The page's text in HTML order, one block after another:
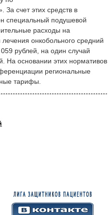
За счет этих средств в
специальный подушевой
расходы на
онкобольного средний
рублей, на один случай
На основании этих нормативов
региональные
тарифы.